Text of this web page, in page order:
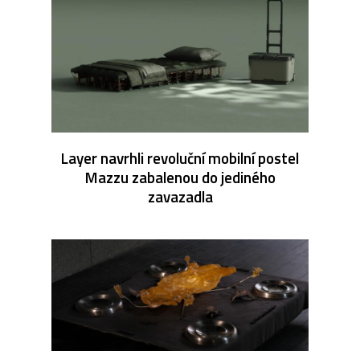
Layer navrhli revoluční mobilní postel
Mazzu zabalenou do jediného
zavazadla